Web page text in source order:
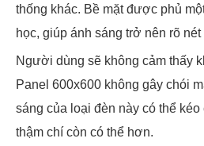
thống khác. Bề mặt được phủ
học, giúp ánh sáng trở nên rõ
Người dùng sẽ không cảm thấy
Panel 600x600 không gây chói
sáng của loại đèn này có thể
thậm chí còn có thể hơn.